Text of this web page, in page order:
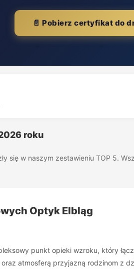
📄 Pobierz certyfikat do
roku
się w naszym zestawieniu TOP 5.
Optyk Elbląg
punkt opieki wzroku, który
atmosferą przyjazną rodzinom z